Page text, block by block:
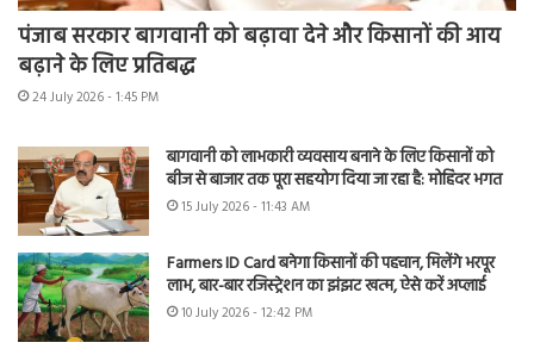
पंजाब सरकार बागवानी को बढ़ावा देने और किसानों की आय
बढ़ाने के लिए प्रतिबद्ध
24 July 2026 - 1:45 PM
बागवानी को लाभकारी व्यवसाय बनाने के लिए किसानों को
बीज से बाजार तक पूरा सहयोग दिया जा रहा है: मोहिंदर भगत
15 July 2026 - 11:43 AM
Farmers ID Card बनेगा किसानों की पहचान, मिलेंगे भरपूर
लाभ, बार-बार रजिस्ट्रेशन का झंझट खत्म, ऐसे करें अप्लाई
10 July 2026 - 12:42 PM